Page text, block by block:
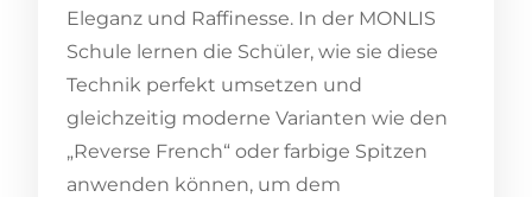
Eleganz und Raffinesse. In der MONLIS
Schule lernen die Schüler, wie sie diese
Technik perfekt umsetzen und
gleichzeitig moderne Varianten wie den
„Reverse French“ oder farbige Spitzen
anwenden können, um dem